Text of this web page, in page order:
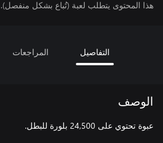
هذا المحتوى يتطلب لعبة (تُباع بشكل منفصل).
التفاصيل المراجعات
الوصف